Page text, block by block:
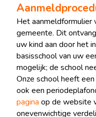
Het aanmeldformulier
gemeente. Dit
uw kind aan door het
basisschool van uw
mogelijk; de school
Onze school heeft een
ook een
pagina op de website
onevenwichtige